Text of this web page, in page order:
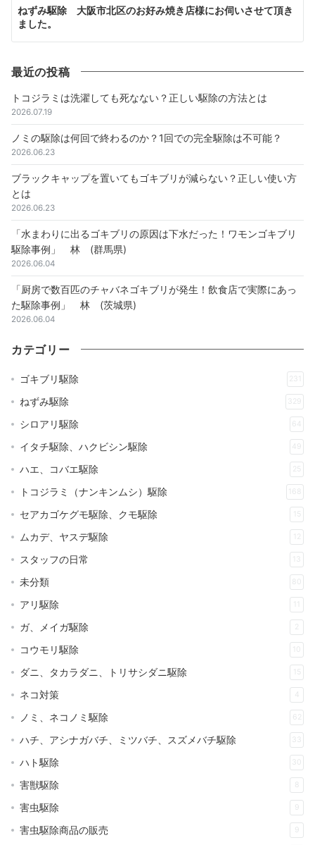
ねずみ駆除 大阪市北区のお好み焼き店様にお伺いさせて頂き
ました。
最近の投稿
トコジラミは洗濯しても死なない？正しい駆除の方法とは
2026.07.19
ノミの駆除は何回で終わるのか？1回での完全駆除は不可能？
2026.06.23
ブラックキャップを置いてもゴキブリが減らない？正しい使い方
とは
2026.06.23
「水まわりに出るゴキブリの原因は下水だった！ワモンゴキブリ
駆除事例」 林 (群馬県)
2026.06.04
「厨房で数百匹のチャバネゴキブリが発生！飲食店で実際にあっ
た駆除事例」 林 (茨城県)
2026.06.04
カテゴリー
ゴキブリ駆除 231
ねずみ駆除 329
シロアリ駆除 64
イタチ駆除、ハクビシン駆除 49
ハエ、コバエ駆除 25
トコジラミ（ナンキンムシ）駆除 168
セアカゴケグモ駆除、クモ駆除 15
ムカデ、ヤスデ駆除 12
スタッフの日常
未分類 80
アリ駆除
ガ、メイガ駆除 2
コウモリ駆除 10
ダニ、タカラダニ、トリサシダニ駆除 15
ネコ対策 4
ノミ、ネコノミ駆除 62
ハチ、アシナガバチ、ミツバチ、スズメバチ駆除
ハト駆除 30
害獣駆除 8
害虫駆除 9
害虫駆除商品の販売 9